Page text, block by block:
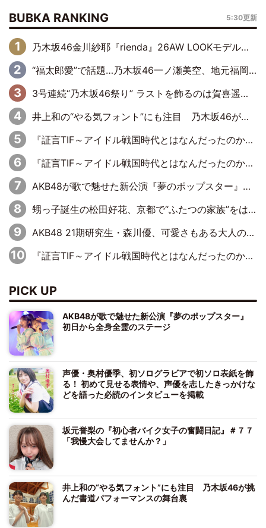
BUBKA RANKING 5:30更新
乃木坂46金川紗耶『rienda』26AW LOOKモデルに就任
“福太郎愛”で話題…乃木坂46一ノ瀬美空、地元福岡『めんべい25周年トップサポーター』に就任
3号連続“乃木坂46祭り” ラストを飾るのは賀喜遥香…5年ぶりの登場に「5年分大人になった私を見ていただけたら」
井上和の“やる気フォント”にも注目 乃木坂46が挑んだ書道パフォーマンスの舞台裏
『証言TIF～アイドル戦国時代とはなんだったのか～』第6回：でんぱ組.inc・古川未鈴×相沢梨紗「『ハロプロやりたかったな』って言ったら、夢眠ねむさんに『てめえはでんぱ組．incなんだよ！』って肩パンされて(笑)」
『証言TIF～アイドル戦国時代とはなんだったのか～』第11回：私立恵比寿中学・真山りか×安本彩花「TIFで10年ぶりのキョンシーメイクをしたら、場を完全に引かせてしまって。時代が変わったんだなって」
AKB48が歌で魅せた新公演『夢のポップスター』 初日から全身全霊のステージ
甥っ子誕生の松田好花、京都で“ふたつの家族”をはしご！ “母”黒谷友香に見送られ、“父”松岡昌宏とはハシゴ酒
AKB48 21期研究生・森川優、可愛さもある大人の女性に
『証言TIF～アイドル戦国時代とはなんだったのか～』第10回：さくら学院・武藤彩未×飯田らうら「正直、中3で辞めるというのを信じてなくて。そう言われてはいたけど、嘘でしょって」
PICK UP
AKB48が歌で魅せた新公演『夢のポップスター』
初日から全身全霊のステージ
声優・奥村優季、初ソログラビアで初ソロ表紙を飾
る！ 初めて見せる表情や、声優を志したきっかけな
どを語った必読のインタビューを掲載
坂元誉梨の『初心者バイク女子の奮闘日記』＃７７
「我慢大会してませんか？」
井上和の“やる気フォント”にも注目 乃木坂46が挑
んだ書道パフォーマンスの舞台裏